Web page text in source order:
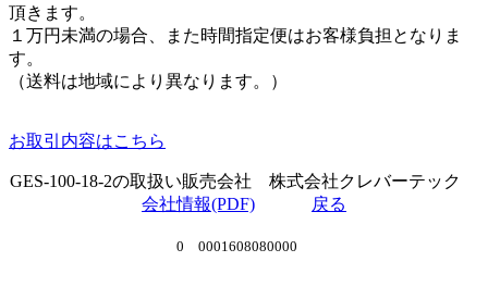
頂きます。
１万円未満の場合、また時間指定便はお客様負担となりま
す。
（送料は地域により異なります。）
お取引内容はこちら
GES-100-18-2の取扱い販売会社 株式会社クレバーテック
会社情報(PDF)
戻る
0 0001608080000